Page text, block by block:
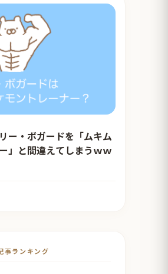
ー・ボガードを「ムキム
」と間違えてしまうｗｗ
ランキング